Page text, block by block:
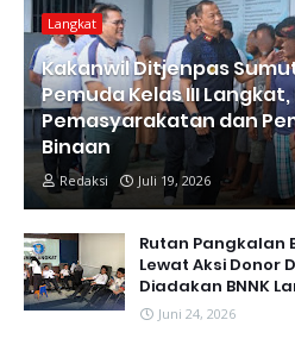
Langkat
Kakanwil Ditjenpas
Pemuda Kelas III
Pemasyarakatan dan
Binaan
Redaksi Juli 19, 2026
Rutan Pangkalan
Lewat Aksi Donor
Diadakan BNNK
Juni 24, 2026